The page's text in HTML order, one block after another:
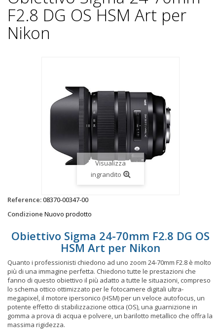
F2.8 DG OS HSM Art per
Nikon
Visualizza
ingrandito
Reference:08370-00347-00
Condizione Nuovo prodotto
Obiettivo Sigma 24-70mm F2.8 DG OS
HSM Art per Nikon
Quanto i professionisti chiedono ad uno zoom 24-70mm F2.8 è molto
più di una immagine perfetta. Chiedono tutte le prestazioni che
fanno di questo obiettivo il più adatto a tutte le situazioni, compreso
lo schema ottico ottimizzato per le fotocamere digitali ultra-
megapixel, il motore ipersonico (HSM) per un veloce autofocus, un
potente effetto di stabilizzazione ottica (OS), una guarnizione in
gomma a prova di acqua e polvere, un barilotto metallico che offra la
massima rigidezza.